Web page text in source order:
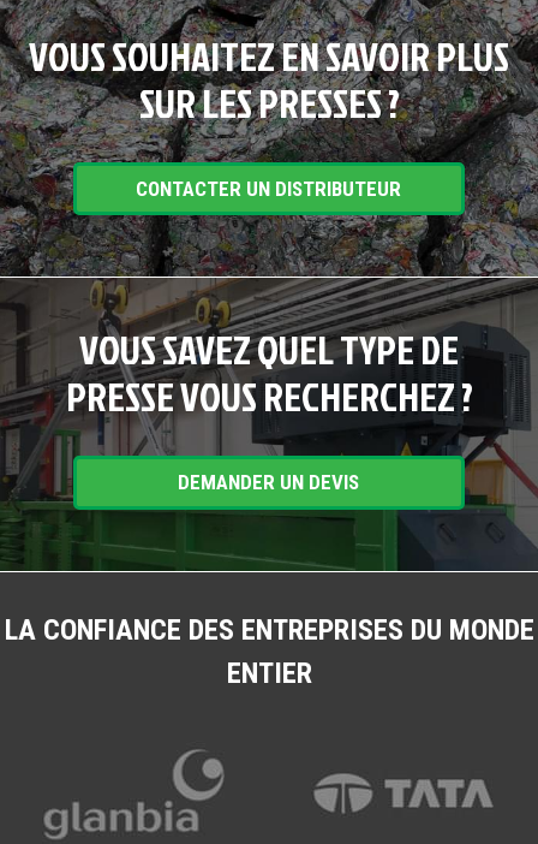
VOUS SOUHAITEZ EN SAVOIR PLUS
SUR LES PRESSES ?
CONTACTER UN DISTRIBUTEUR
VOUS SAVEZ QUEL TYPE DE
PRESSE VOUS RECHERCHEZ ?
DEMANDER UN DEVIS
LA CONFIANCE DES ENTREPRISES DU MONDE
ENTIER